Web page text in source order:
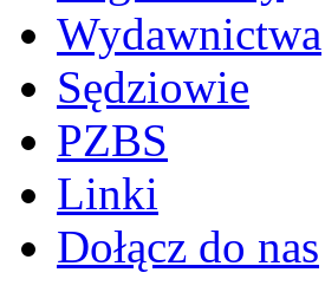
Wydawnictwa
Sędziowie
PZBS
Linki
Dołącz do nas